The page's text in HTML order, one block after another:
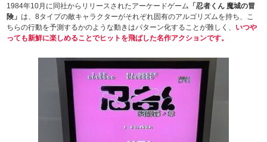
1984年10月に同社からリリースされたアーケードゲーム 「忍者くん 魔城の冒
険」は、8タイプの敵キャラクターがそれぞれ固有のアルゴリズムを持ち、こ
ちらの行動を予測するかのような動きはパターン化することが難しく、 いつや
っても新鮮に楽しめることでヒットを飛ばした名作アクションです。